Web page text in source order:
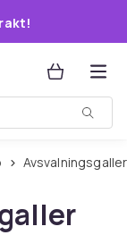
Avsvalningsgaller